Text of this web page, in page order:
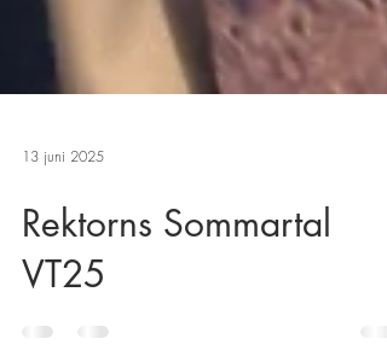
13 juni 2025
Rektorns Sommartal
VT25